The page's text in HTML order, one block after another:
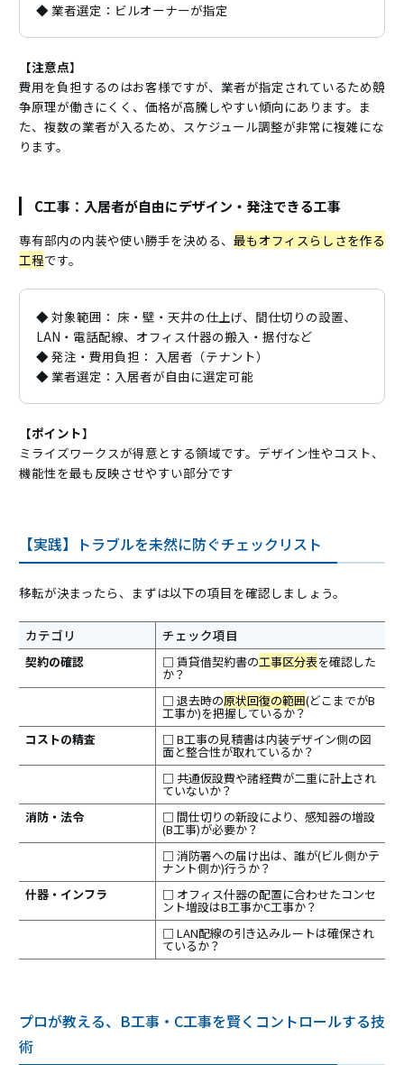
◆ 業者選定：ビルオーナーが指定
【注意点】
費用を負担するのはお客様ですが、業者が指定されているため競
争原理が働きにくく、価格が高騰しやすい傾向にあります。ま
た、複数の業者が入るため、スケジュール調整が非常に複雑にな
ります。
C工事：入居者が自由にデザイン・発注できる工事
専有部内の内装や使い勝手を決める、 最もオフィスらしさを作る
工程です。
◆ 対象範囲： 床・壁・天井の仕上げ、間仕切りの設置、
LAN・電話配線、オフィス什器の搬入・据付など
◆ 発注・費用負担： 入居者（テナント）
◆ 業者選定：入居者が自由に選定可能
【ポイント】
ミライズワークスが得意とする領域です。デザイン性やコスト、
機能性を最も反映させやすい部分です
【実践】トラブルを未然に防ぐチェックリスト
移転が決まったら、まずは以下の項目を確認しましょう。
カテゴリ チェック項目
契約の確認 □ 賃貸借契約書の工事区分表を確認した
か？
□ 退去時の原状回復の範囲(どこまでがB
工事か)を把握しているか？
コストの精査
□ B工事の見積書は内装デザイン側の図
面と整合性が取れているか？
□ 共通仮設費や諸経費が二重に計上され
ていないか？
消防・法令
□ 間仕切りの新設により、感知器の増設
(B工事)が必要か？
□ 消防署への届け出は、誰が(ビル側かテ
ナント側か)行うか？
什器・インフラ
□ オフィス什器の配置に合わせたコンセ
ント増設はB工事かC工事か？
□ LAN配線の引き込みルートは確保され
ているか？
プロが教える、B工事・C工事を賢くコントロールする技
術